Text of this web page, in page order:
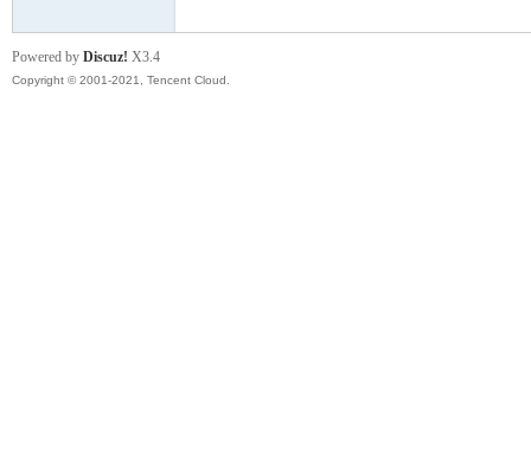
Powered by Discuz! X3.4
Copyright © 2001-2021, Tencent Cloud.